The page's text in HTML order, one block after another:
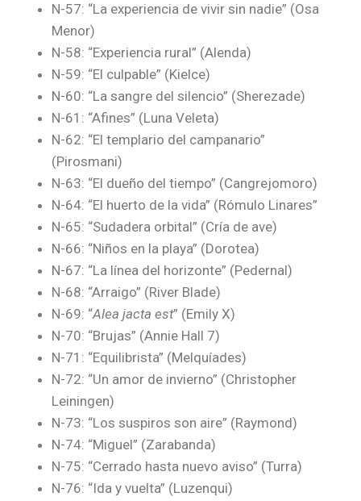
N-57: “La experiencia de vivir sin nadie” (Osa
Menor)
N-58: “Experiencia rural” (Alenda)
N-59: “El culpable” (Kielce)
N-60: “La sangre del silencio” (Sherezade)
N-61: “Afines” (Luna Veleta)
N-62: “El templario del campanario”
(Pirosmani)
N-63: “El dueño del tiempo” (Cangrejomoro)
N-64: “El huerto de la vida” (Rómulo Linares”
N-65: “Sudadera orbital” (Cría de ave)
N-66: “Niños en la playa” (Dorotea)
N-67: “La línea del horizonte” (Pedernal)
N-68: “Arraigo” (River Blade)
N-69: “Alea jacta est” (Emily X)
N-70: “Brujas” (Annie Hall 7)
N-71: “Equilibrista” (Melquíades)
N-72: “Un amor de invierno” (Christopher
Leiningen)
N-73: “Los suspiros son aire” (Raymond)
N-74: “Miguel” (Zarabanda)
N-75: “Cerrado hasta nuevo aviso” (Turra)
N-76: “Ida y vuelta” (Luzenqui)